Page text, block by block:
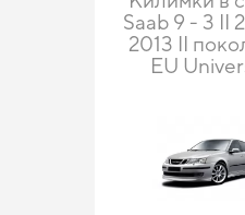
Saab 9 - 3 II
2013 II
EU